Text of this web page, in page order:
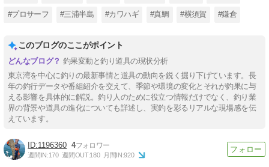
#プロサーフ #三浦半島 #カワハギ #真鯛 #横須賀 #鎌倉
このブログのここがポイント
釣果変動と釣り道具の現状分析
東京湾を中心に釣りの最新事情と道具の動向を鋭く掘り下げています。長
年の釣行データや番組紹介を交えて、季節や環境の変化とそれが釣果に与
える影響を具体的に解説。釣り人のために役立つ情報だけでなく、釣り業
界の背景や道具の進化についても詳述し、実釣を彩るリアルな現場感を伝
えています。
1196360 4
週間IN:170 週間OUT:180 月間IN:920